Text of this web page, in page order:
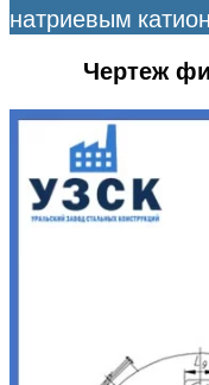
натриевым
Чертеж